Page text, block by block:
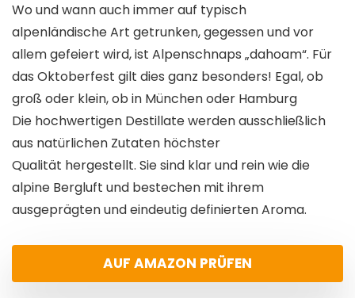
Wo und wann auch immer auf typisch
alpenländische Art getrunken, gegessen und vor
allem gefeiert wird, ist Alpenschnaps „dahoam“. Für
das Oktoberfest gilt dies ganz besonders! Egal, ob
groß oder klein, ob in München oder Hamburg
Die hochwertigen Destillate werden ausschließlich
aus natürlichen Zutaten höchster
Qualität hergestellt. Sie sind klar und rein wie die
alpine Bergluft und bestechen mit ihrem
ausgeprägten und eindeutig definierten Aroma.
AUF AMAZON PRÜFEN